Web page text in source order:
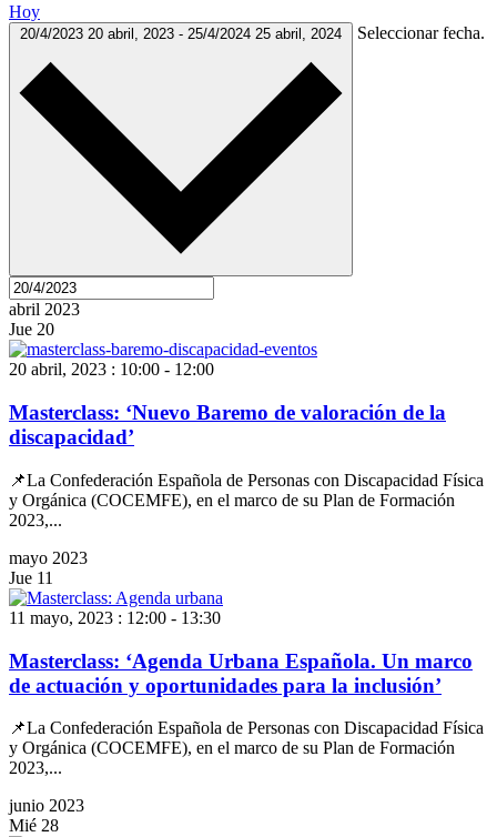
Hoy
20/4/2023 20 abril, 2023 - 25/4/2024 25 abril, 2024 Seleccionar fecha.
abril 2023
Jue 20
20 abril, 2023 : 10:00 - 12:00
Masterclass: ‘Nuevo Baremo de valoración de la
discapacidad’
📌La Confederación Española de Personas con Discapacidad Física
y Orgánica (COCEMFE), en el marco de su Plan de Formación
2023,...
mayo 2023
Jue 11
11 mayo, 2023 : 12:00 - 13:30
Masterclass: ‘Agenda Urbana Española. Un marco
de actuación y oportunidades para la inclusión’
📌La Confederación Española de Personas con Discapacidad Física
y Orgánica (COCEMFE), en el marco de su Plan de Formación
2023,...
junio 2023
Mié 28